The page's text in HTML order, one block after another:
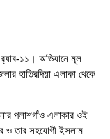
১১। অভিযানে মূল
হাতিরদিয়া এলাকা থেকে
পলাশগাঁও এলাকার ওই
ও তার সহযোগী ইসলাম